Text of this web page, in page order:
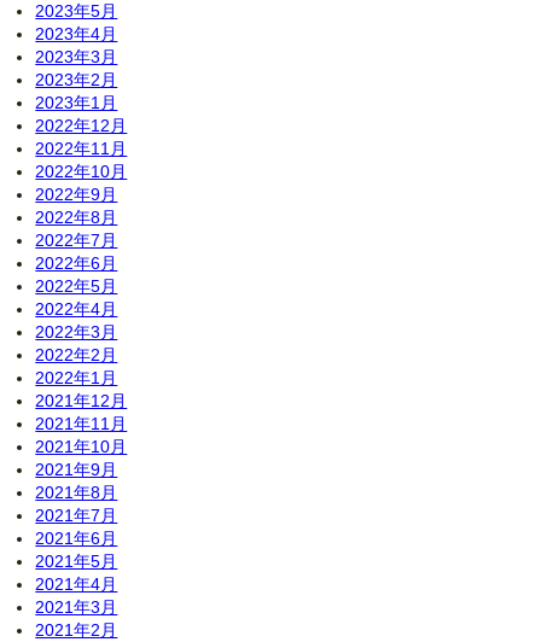
2023年5月
2023年4月
2023年3月
2023年2月
2023年1月
2022年12月
2022年11月
2022年10月
2022年9月
2022年8月
2022年7月
2022年6月
2022年5月
2022年4月
2022年3月
2022年2月
2022年1月
2021年12月
2021年11月
2021年10月
2021年9月
2021年8月
2021年7月
2021年6月
2021年5月
2021年4月
2021年3月
2021年2月